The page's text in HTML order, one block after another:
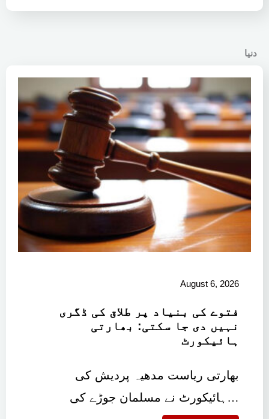
دنیا
August 6, 2026
فتوے کی بنیاد پر طلاق کی ڈگری
نہیں دی جا سکتی: بھارتی
ہائیکورٹ
بھارتی ریاست مدھیہ پردیش کی
ہائیکورٹ نے مسلمان جوڑے کی…